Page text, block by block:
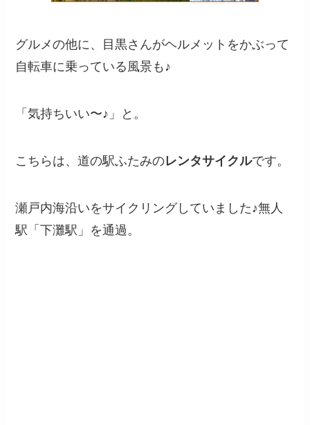
グルメの他に、目黒さんがヘルメットをかぶって
自転車に乗っている風景も♪
「気持ちいい〜♪」と。
こちらは、道の駅ふたみのレンタサイクルです。
瀬戸内海沿いをサイクリングしていました♪無人
駅「下灘駅」を通過。